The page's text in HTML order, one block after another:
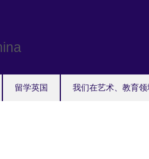
留学英国 我们在艺术、教育